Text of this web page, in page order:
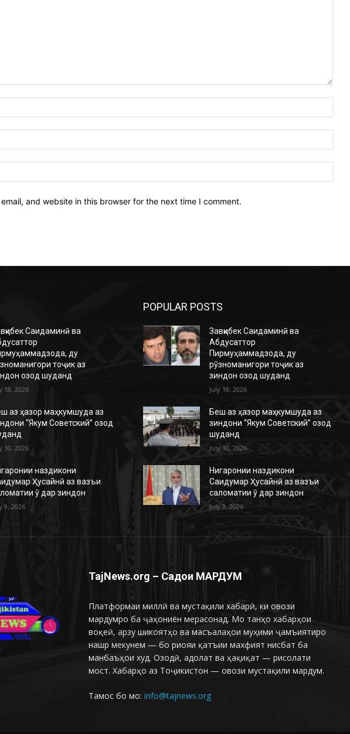
and website in this browser for the next time I comment.
Саидаминӣ ва
ду
тоҷик аз
озод шуданд
18, 2026
аз ҳазор маҳкумшуда аз
“Якум Советский” озод
10, 2026
наздикони
Ҳусайнӣ аз вазъи
ӯ дар зиндон
9, 2026
POPULAR POSTS
Завқибек Саидаминӣ ва
Абдусаттор
Пирмуҳаммадзода, ду
рӯзноманигори тоҷик аз
зиндон озод шуданд
July 18, 2026
Беш аз ҳазор маҳкумшуда аз
зиндони “Якум Советский” озод
шуданд
July 10, 2026
Нигаронии наздикони
Саидумар Ҳусайнӣ аз вазъи
саломатии ӯ дар зиндон
July 9, 2026
TajNews.org – Садои МАРДУМ
Платформаи миллӣ ва мустақили хабарӣ, ки овози
мардумро ба ҷаҳониён мерасонад. Мо танҳо хабарҳои
воқеӣ, арзу шикоятҳо ва масъалаҳои муҳими ҷамъиятиро
нашр мекунем — бо риояи қатъии махфият нисбат ба
манбаъҳои худ. Озодӣ, адолат ва ҳақиқат — рисолати
мост. Хабарҳо аз Тоҷикистон — овози мустақили мардум.
Тамос бо мо: info@tajnews.org